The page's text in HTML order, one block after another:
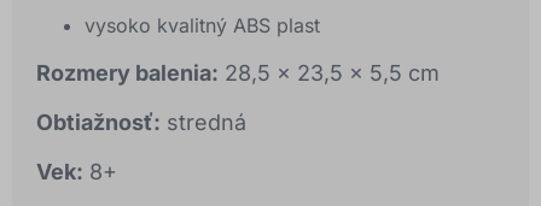
vysoko kvalitný ABS plast
Rozmery balenia: 28,5 x 23,5 x 5,5 cm
Obtiažnosť: stredná
Vek: 8+